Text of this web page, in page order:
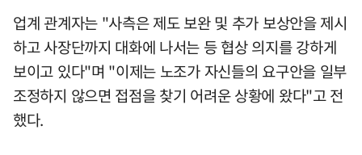
업계 관계자는 "사측은 제도 보완 및 추가 보상안을 제시
하고 사장단까지 대화에 나서는 등 협상 의지를 강하게
보이고 있다"며 "이제는 노조가 자신들의 요구안을 일부
조정하지 않으면 접점을 찾기 어려운 상황에 왔다"고 전
했다.